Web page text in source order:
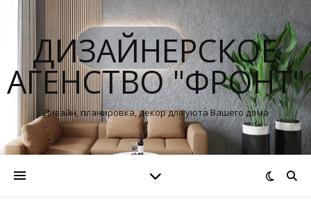
ДИЗАЙНЕРСКОЕ
АГЕНСТВО "ФРОНТ"
Дизайн, планировка, декор для уюта Вашего дома